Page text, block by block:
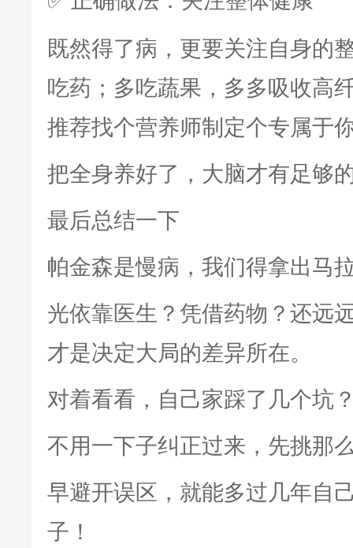
既然得了病，更要关注自身的
吃药；多吃蔬果，多多吸收高
推荐找个营养师制定个专属于
把全身养好了，大脑才有足够
最后总结一下
帕金森是慢病，我们得拿出马
光依靠医生？凭借药物？还远
才是决定大局的差异所在。
对着看看，自己家踩了几个坑
不用一下子纠正过来，先挑那
早避开误区，就能多过几年自
子！